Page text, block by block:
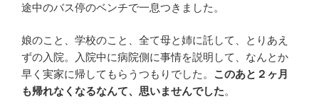
途中のバス停のベンチで一息つきました。
娘のこと、学校のこと、全て母と姉に託して、とりあえ
ずの入院。入院中に病院側に事情を説明して、なんとか
早く実家に帰してもらうつもりでした。 このあと２ヶ月
も帰れなくなるなんて、思いませんでした。